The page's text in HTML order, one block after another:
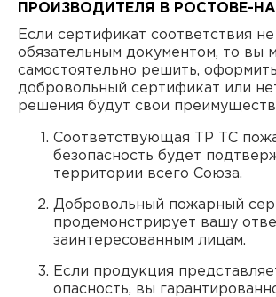
ПРОИЗВОДИТЕЛЯ В РОСТОВЕ-
Если сертификат соответствия не
обязательным документом, то вы
самостоятельно решить, оформить
добровольный сертификат или
решения будут свои
Соответствующая ТР ТС
безопасность будет
территории всего Союза.
Добровольный пожарный
продемонстрирует вашу
заинтересованным лицам.
Если продукция
опасность, вы